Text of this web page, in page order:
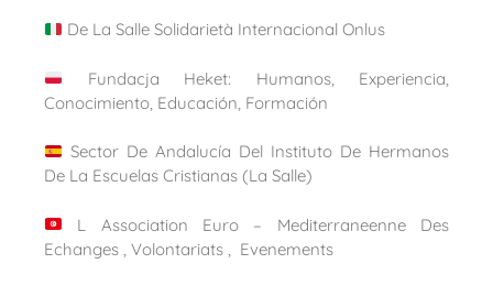
De La Salle Solidarietà Internacional Onlus
Fundacja Heket: Humanos, Experiencia,
Conocimiento, Educación, Formación
Sector De Andalucía Del Instituto De Hermanos
De La Escuelas Cristianas (La Salle)
L Association Euro – Mediterraneenne Des
Echanges , Volontariats , Evenements